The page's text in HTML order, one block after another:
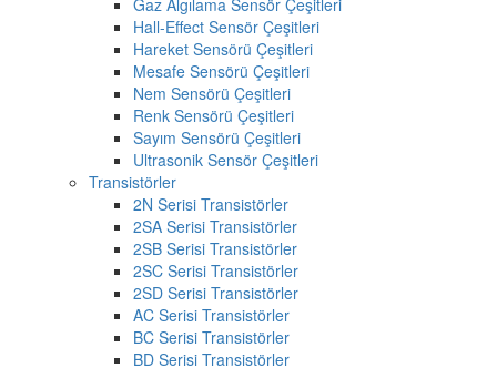
Gaz Algılama Sensör Çeşitleri
Hall-Effect Sensör Çeşitleri
Hareket Sensörü Çeşitleri
Mesafe Sensörü Çeşitleri
Nem Sensörü Çeşitleri
Renk Sensörü Çeşitleri
Sayım Sensörü Çeşitleri
Ultrasonik Sensör Çeşitleri
Transistörler
2N Serisi Transistörler
2SA Serisi Transistörler
2SB Serisi Transistörler
2SC Serisi Transistörler
2SD Serisi Transistörler
AC Serisi Transistörler
BC Serisi Transistörler
BD Serisi Transistörler